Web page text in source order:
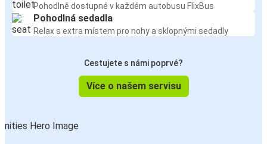
Pohodlně dostupné v každém autobusu FlixBus
Pohodlná sedadla
Relax s extra místem pro nohy a sklopnými sedadly
Cestujete s námi poprvé?
Více o našem servisu